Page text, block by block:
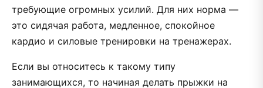
требующие огромных усилий. Для них норма —
это сидячая работа, медленное, спокойное
кардио и силовые тренировки на тренажерах.
Если вы относитесь к такому типу
занимающихся, то начиная делать прыжки на